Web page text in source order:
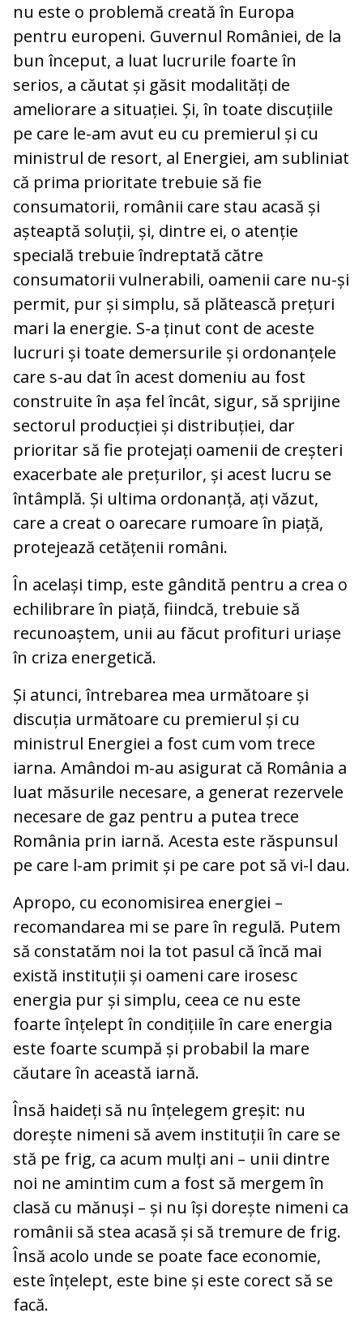
nu este o problemă creată în Europa
pentru europeni. Guvernul României, de la
bun început, a luat lucrurile foarte în
serios, a căutat și găsit modalități de
ameliorare a situației. Și, în toate discuțiile
pe care le-am avut eu cu premierul și cu
ministrul de resort, al Energiei, am subliniat
că prima prioritate trebuie să fie
consumatorii, românii care stau acasă și
așteaptă soluții, și, dintre ei, o atenție
specială trebuie îndreptată către
consumatorii vulnerabili, oamenii care nu-și
permit, pur și simplu, să plătească prețuri
mari la energie. S-a ținut cont de aceste
lucruri și toate demersurile și ordonanțele
care s-au dat în acest domeniu au fost
construite în așa fel încât, sigur, să sprijine
sectorul producției și distribuției, dar
prioritar să fie protejați oamenii de creșteri
exacerbate ale prețurilor, și acest lucru se
întâmplă. Și ultima ordonanță, ați văzut,
care a creat o oarecare rumoare în piață,
protejează cetățenii români.
În același timp, este gândită pentru a crea o
echilibrare în piață, fiindcă, trebuie să
recunoaștem, unii au făcut profituri uriașe
în criza energetică.
Și atunci, întrebarea mea următoare și
discuția următoare cu premierul și cu
ministrul Energiei a fost cum vom trece
iarna. Amândoi m-au asigurat că România a
luat măsurile necesare, a generat rezervele
necesare de gaz pentru a putea trece
România prin iarnă. Acesta este răspunsul
pe care l-am primit și pe care pot să vi-l dau.
Apropo, cu economisirea energiei –
recomandarea mi se pare în regulă. Putem
să constatăm noi la tot pasul că încă mai
există instituții și oameni care irosesc
energia pur și simplu, ceea ce nu este
foarte înțelept în condițiile în care energia
este foarte scumpă și probabil la mare
căutare în această iarnă.
Însă haideți să nu înțelegem greșit: nu
dorește nimeni să avem instituții în care se
stă pe frig, ca acum mulți ani – unii dintre
noi ne amintim cum a fost să mergem în
clasă cu mănuși – și nu își dorește nimeni ca
românii să stea acasă și să tremure de frig.
Însă acolo unde se poate face economie,
este înțelept, este bine și este corect să se
facă.